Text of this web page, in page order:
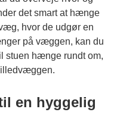
det smart at hænge
hvor de udgør en
på væggen, kan du
stuen hænge rundt om,
en hyggelig